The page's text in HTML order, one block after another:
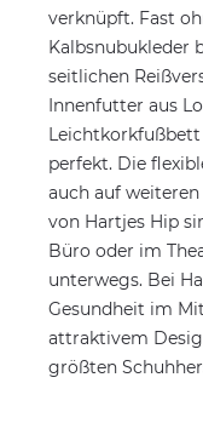
verknüpft. Fast
Kalbsnubukleder
seitlichen
Innenfutter aus
perfekt. Die
auch auf
von Hartjes Hip
Büro oder im
unterwegs. Bei
Gesundheit im
attraktivem
größten